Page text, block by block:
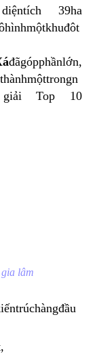
diệntích 39ha
hìnhmộtkhuđôt
đãgópphầnlớn,
thànhmộttrongn
giải Top 10
lâm
trúchàngđầu
,